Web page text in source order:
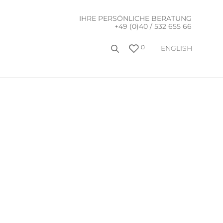
IHRE PERSÖNLICHE BERATUNG
+49 (0)40 / 532 655 66
ENGLISH
0